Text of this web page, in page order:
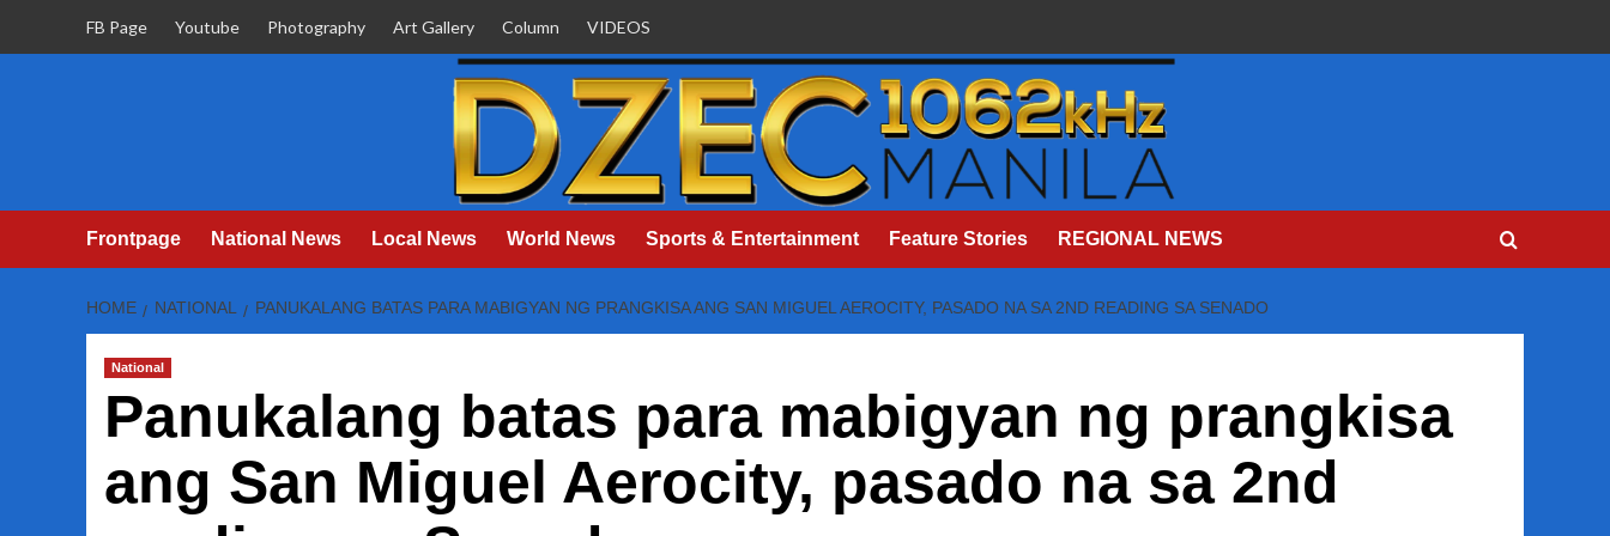
FB Page Youtube Photography Art Gallery Column VIDEOS
Frontpage National News Local News World News Sports & Entertainment Feature Stories REGIONAL NEWS
HOME NATIONAL PANUKALANG BATAS PARA MABIGYAN NG PRANGKISA ANG SAN MIGUEL AEROCITY, PASADO NA SA 2ND READING SA SENADO
National
Panukalang batas para mabigyan ng prangkisa
ang San Miguel Aerocity, pasado na sa 2nd